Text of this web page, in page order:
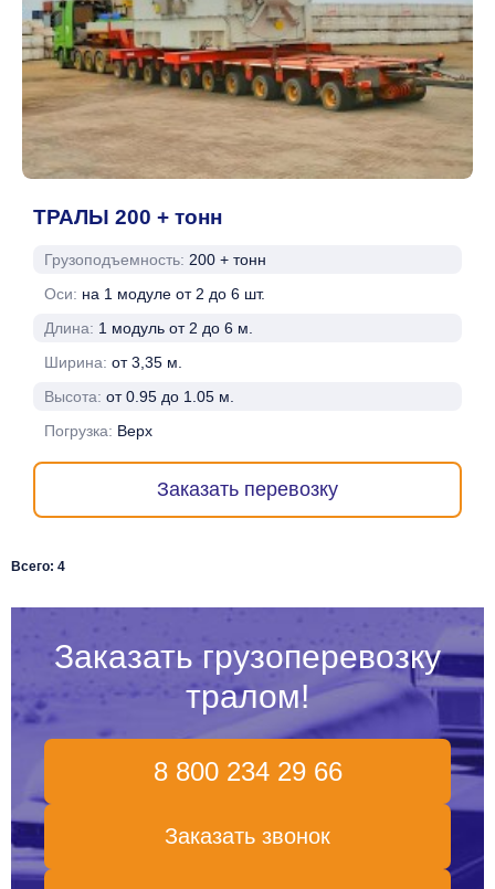
ТРАЛЫ 200 + тонн
Грузоподъемность: 200 + тонн
Оси: на 1 модуле от 2 до 6 шт.
Длина: 1 модуль от 2 до 6 м.
Ширина: от 3,35 м.
Высота: от 0.95 до 1.05 м.
Погрузка: Верх
Заказать перевозку
Всего: 4
Заказать грузоперевозку
тралом!
8 800 234 29 66
Заказать звонок